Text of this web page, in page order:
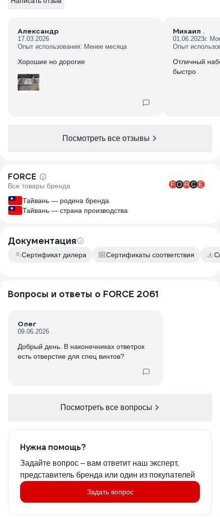
Александр
17.03.2026
Опыт использования: Менее месяца
Хорошие но дорогие
Михаил .
01.06.2023г.
Опыт
Отличный
быстро
Посмотреть все отзывы
FORCE
Все товары бренда
Тайвань — родина бренда
Тайвань — страна производства
Документация
Сертификат дилера Сертификаты соответствия
Вопросы и ответы о FORCE 2061
Олег
09.06.2026
Добрый день. В наконечниках ответрок
есть отверстие для спец винтов?
Посмотреть все вопросы
Нужна помощь?
Задайте вопрос – вам ответит наш эксперт,
представитель бренда или один из покупателей
Задать вопрос